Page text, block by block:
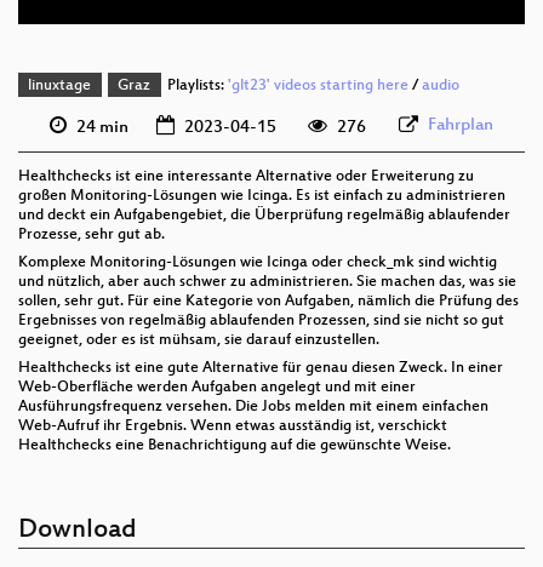
linuxtage Graz Playlists: 'glt23' videos starting here/ audio
24 min 2023-04-15 276 Fahrplan
Healthchecks ist eine interessante Alternative oder Erweiterung zu
großen Monitoring-Lösungen wie Icinga. Es ist einfach zu administrieren
und deckt ein Aufgabengebiet, die Überprüfung regelmäßig ablaufender
Prozesse, sehr gut ab.
Komplexe Monitoring-Lösungen wie Icinga oder check_mk sind wichtig
und nützlich, aber auch schwer zu administrieren. Sie machen das, was sie
sollen, sehr gut. Für eine Kategorie von Aufgaben, nämlich die Prüfung des
Ergebnisses von regelmäßig ablaufenden Prozessen, sind sie nicht so gut
geeignet, oder es ist mühsam, sie darauf einzustellen.
Healthchecks ist eine gute Alternative für genau diesen Zweck. In einer
Web-Oberfläche werden Aufgaben angelegt und mit einer
Ausführungsfrequenz versehen. Die Jobs melden mit einem einfachen
Web-Aufruf ihr Ergebnis. Wenn etwas ausständig ist, verschickt
Healthchecks eine Benachrichtigung auf die gewünschte Weise.
Download